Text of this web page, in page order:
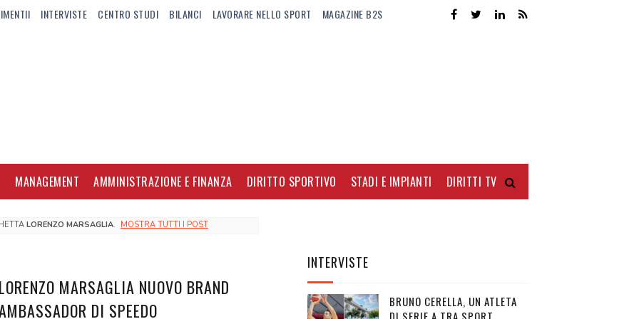
INTERVISTE CENTRO STUDI BILANCI LAVORARE NELLO SPORT MAGAZINE B2S
MANAGEMENT AMMINISTRAZIONE E FINANZA DIRITTO SPORTIVO STADI E IMPIANTI DIRITTI TV
LORENZO MARSAGLIA. MOSTRA TUTTI I POST
MARSAGLIA NUOVO BRAND
DI SPEEDO
INTERVISTE
BRUNO CERELLA, UN ATLETA